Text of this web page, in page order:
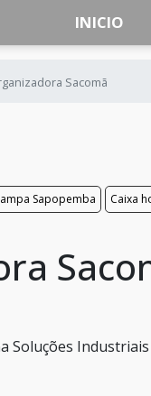
INICIO
Sacomã
Sapopemba Caixa
Soluções